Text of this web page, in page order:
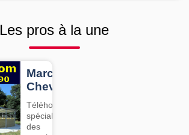
Les pros à la une
Marcheurs
Chevaux
Téléhorse,
spécialiste
des